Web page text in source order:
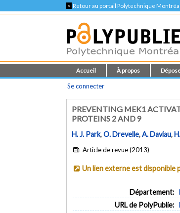
< Retour au portail Polytechnique Montréal
Accueil À propos
Se connecter
PREVENTING MEK1
PROTEINS 2 AND 9
H. J. Park,O. Drevelle,A. Daviau,
Article de revue (2013)
Un lien externe est disponible
Département:
URL de PolyPublie: